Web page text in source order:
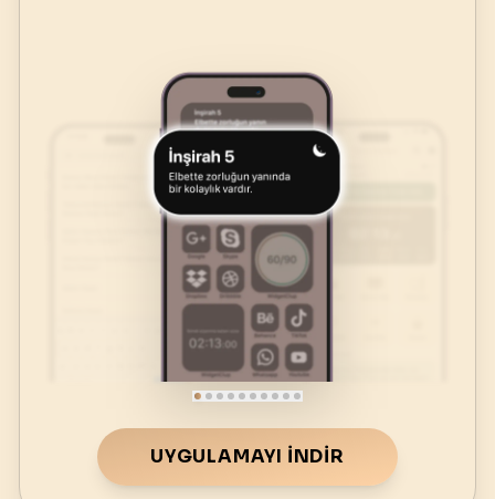
UYGULAMAYI İNDIR